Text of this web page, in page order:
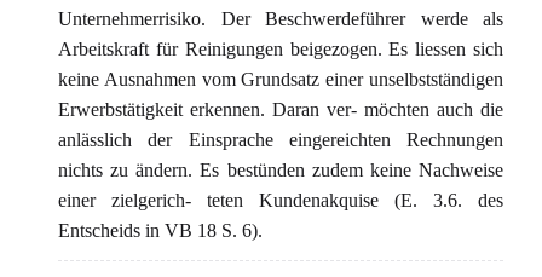
Unternehmerrisiko. Der Beschwerdeführer werde als
Arbeitskraft für Reinigungen beigezogen. Es liessen sich
keine Ausnahmen vom Grundsatz einer unselbstständigen
Erwerbstätigkeit erkennen. Daran ver- möchten auch die
anlässlich der Einsprache eingereichten Rechnungen
nichts zu ändern. Es bestünden zudem keine Nachweise
einer zielgerich- teten Kundenakquise (E. 3.6. des
Entscheids in VB 18 S. 6).